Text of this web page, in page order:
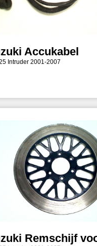
Accukabel
Intruder 2001-2007
Remschijf